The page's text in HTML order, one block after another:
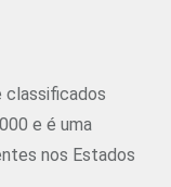
classificados
e é uma
nos Estados